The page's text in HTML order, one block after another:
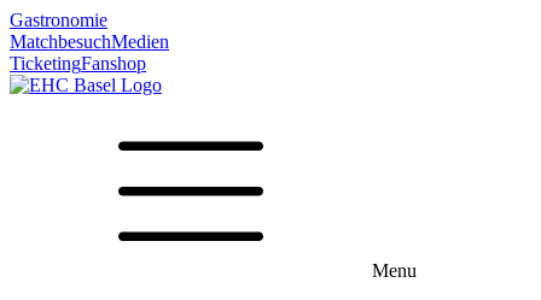
Gastronomie
MatchbesuchMedien
TicketingFanshop
Menu